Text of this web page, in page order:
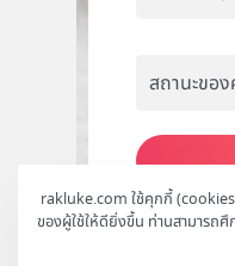
rakluke.com ใช้คุกกี้
ของผู้ใช้ให้ดียิ่งขึ้น ท่านสามารถศึ